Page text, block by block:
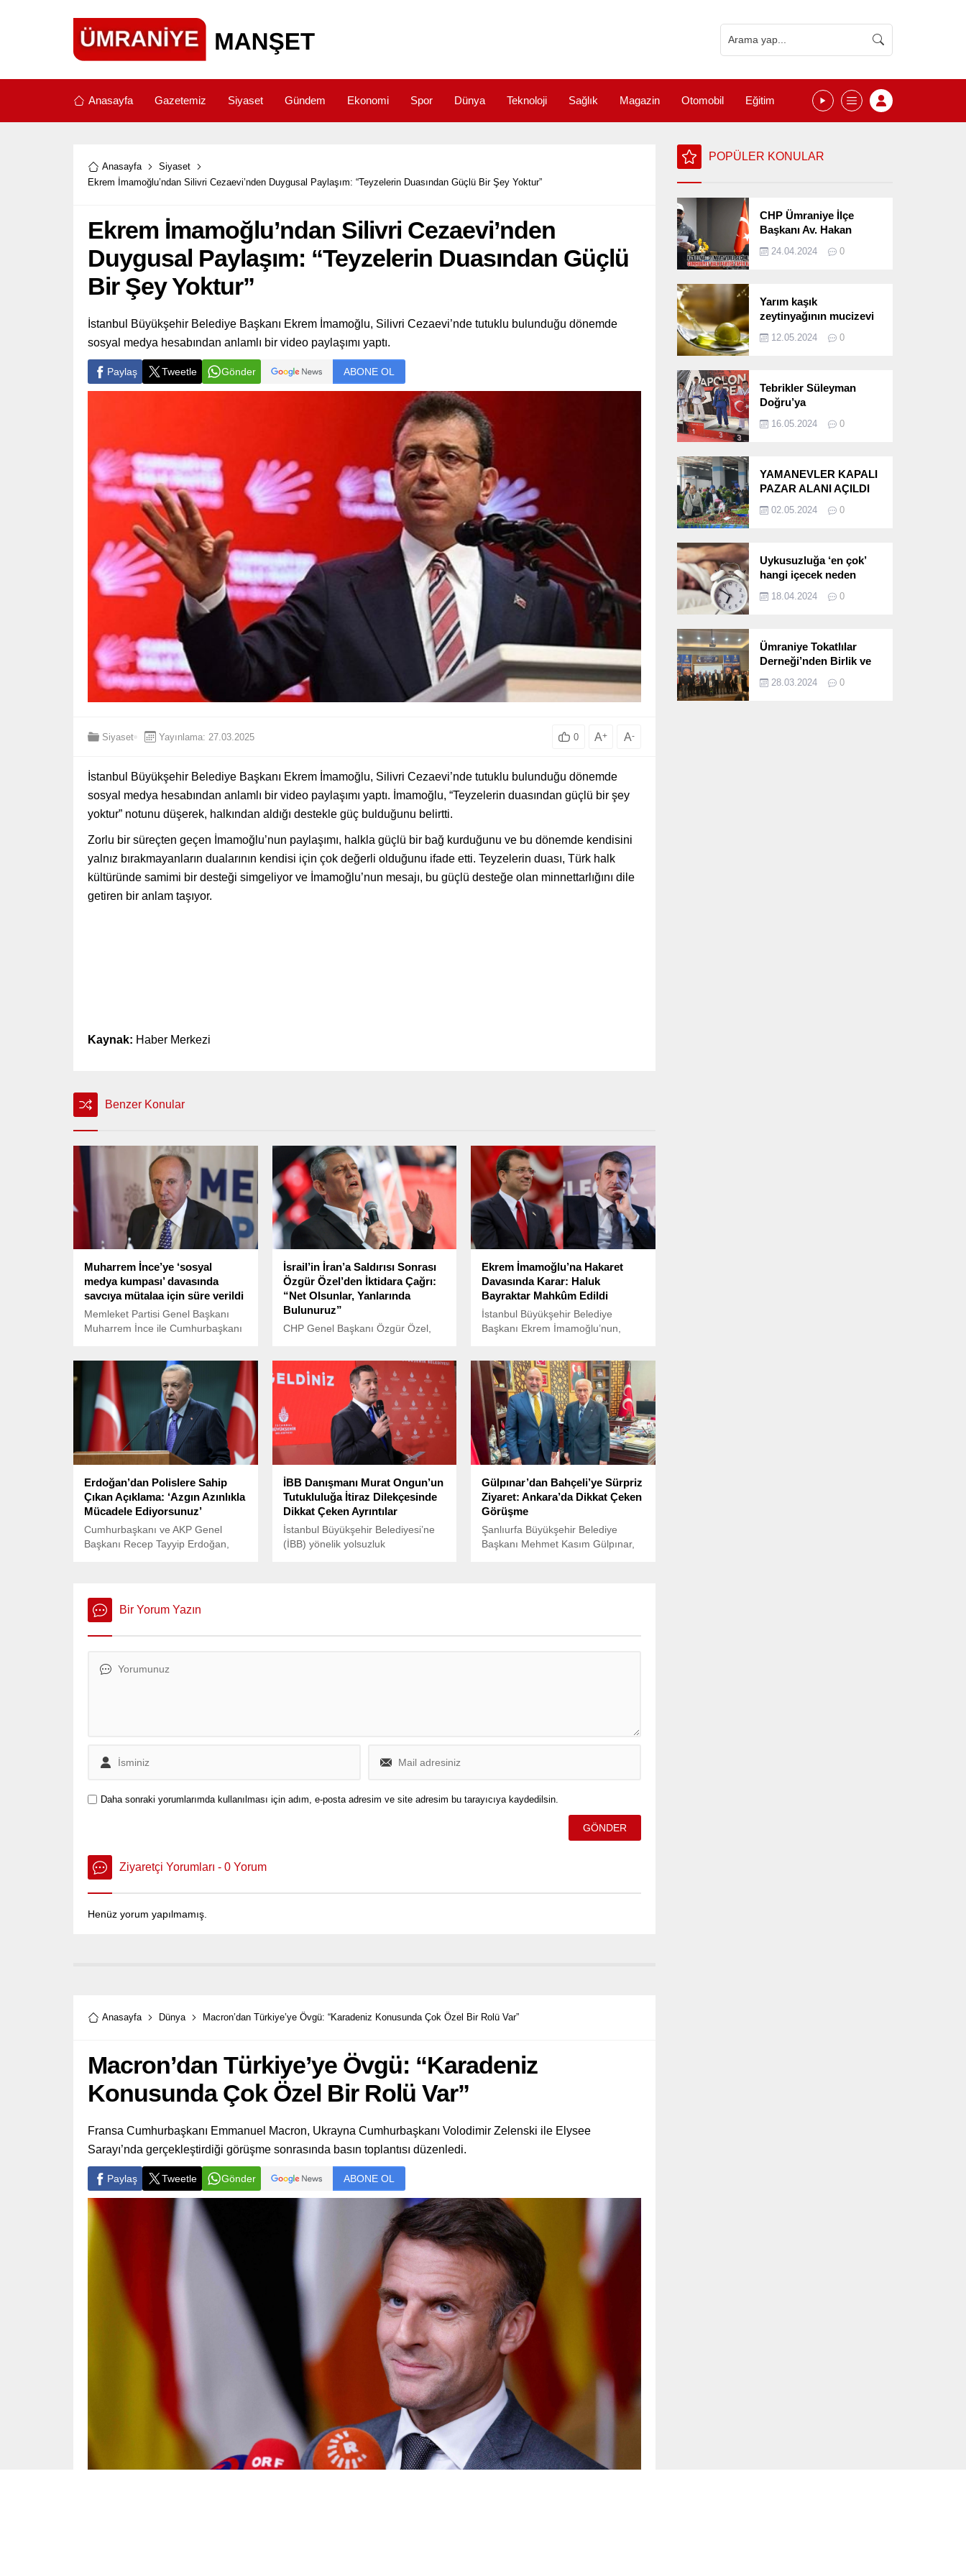
Anasayfa Gazetemiz Siyaset Gündem Ekonomi Spor Dünya Teknoloji Sağlık Magazin Otomobil Eğitim
Anasayfa
Siyaset
Ekrem İmamoğlu’ndan Silivri Cezaevi’nden Duygusal Paylaşım: “Teyzelerin Duasından Güçlü Bir Şey Yoktur”
Ekrem İmamoğlu’ndan Silivri Cezaevi’nden
Duygusal Paylaşım: “Teyzelerin Duasından Güçlü
Bir Şey Yoktur”
İstanbul Büyükşehir Belediye Başkanı Ekrem İmamoğlu, Silivri Cezaevi’nde tutuklu bulunduğu dönemde
sosyal medya hesabından anlamlı bir video paylaşımı yaptı.
Paylaş Tweetle Gönder ABONE OL
Siyaset Yayınlama: 27.03.2025 0 A+ A-
İstanbul Büyükşehir Belediye Başkanı Ekrem İmamoğlu, Silivri Cezaevi’nde tutuklu bulunduğu dönemde
sosyal medya hesabından anlamlı bir video paylaşımı yaptı. İmamoğlu, “Teyzelerin duasından güçlü bir şey
yoktur” notunu düşerek, halkından aldığı destekle güç bulduğunu belirtti.
Zorlu bir süreçten geçen İmamoğlu’nun paylaşımı, halkla güçlü bir bağ kurduğunu ve bu dönemde kendisini
yalnız bırakmayanların dualarının kendisi için çok değerli olduğunu ifade etti. Teyzelerin duası, Türk halk
kültüründe samimi bir desteği simgeliyor ve İmamoğlu’nun mesajı, bu güçlü desteğe olan minnettarlığını dile
getiren bir anlam taşıyor.
Kaynak: Haber Merkezi
Benzer Konular
Muharrem İnce’ye ‘sosyal
medya kumpası’ davasında
savcıya mütalaa için süre verildi
Memleket Partisi Genel Başkanı
Muharrem İnce ile Cumhurbaşkanı
sosyal medya paylaşımlarını ve
İnce'ye yönelik sahte cinsel içerikli
görüntüleri yaydıkları öne sürülen
15 sanığın yargılanmasında hakim,
savcının esas hakkındaki
mütalaasını hazırlaması için süre
verdi.
İsrail’in İran’a Saldırısı Sonrası
Özgür Özel’den İktidara Çağrı:
“Net Olsunlar, Yanlarında
Bulunuruz”
CHP Genel Başkanı Özgür Özel,
saldırılarını sert bir dille kınadı.
Özel, “Gözü dönmüş İsrail’in bu kez
İran’a saldırmasını net bir dille
kınıyoruz” ifadelerini kullandı.
Ekrem İmamoğlu’na Hakaret
Davasında Karar: Haluk
Bayraktar Mahkûm Edildi
İstanbul Büyükşehir Belediye
Başkanı Ekrem İmamoğlu’nun,
mahkeme kararını verdi.
Erdoğan’dan Polislere Sahip
Çıkan Açıklama: ‘Azgın Azınlıkla
Mücadele Ediyorsunuz’
Cumhurbaşkanı ve AKP Genel
Başkanı Recep Tayyip Erdoğan,
heyetini Saray’da kabul etti.
İBB Danışmanı Murat Ongun’un
Tutukluluğa İtiraz Dilekçesinde
Dikkat Çeken Ayrıntılar
İstanbul Büyükşehir Belediyesi’ne
(İBB) yönelik yolsuzluk
Gülpınar’dan Bahçeli’ye Sürpriz
Ziyaret: Ankara’da Dikkat Çeken
Görüşme
Şanlıurfa Büyükşehir Belediye
Başkanı Mehmet Kasım Gülpınar,
Bir Yorum Yazın
Daha sonraki yorumlarımda kullanılması için adım, e-posta adresim ve site adresim bu tarayıcıya kaydedilsin.
Ziyaretçi Yorumları - 0 Yorum
Henüz yorum yapılmamış.
Anasayfa Dünya Macron’dan Türkiye’ye Övgü: “Karadeniz Konusunda Çok Özel Bir Rolü Var”
Macron’dan Türkiye’ye Övgü: “Karadeniz
Konusunda Çok Özel Bir Rolü Var”
Fransa Cumhurbaşkanı Emmanuel Macron, Ukrayna Cumhurbaşkanı Volodimir Zelenski ile Elysee
Sarayı’nda gerçekleştirdiği görüşme sonrasında basın toplantısı düzenledi.
Paylaş Tweetle Gönder ABONE OL
POPÜLER KONULAR
CHP Ümraniye İlçe
Başkanı Av. Hakan
Seçimlerini
24.04.2024 0
Yarım kaşık
zeytinyağının mucizevi
12.05.2024 0
Tebrikler Süleyman
Doğru’ya
16.05.2024 0
YAMANEVLER KAPALI
PAZAR ALANI AÇILDI
02.05.2024 0
Uykusuzluğa ‘en çok’
hangi içecek neden
18.04.2024 0
Ümraniye Tokatlılar
Derneği’nden Birlik ve
Programı
28.03.2024 0